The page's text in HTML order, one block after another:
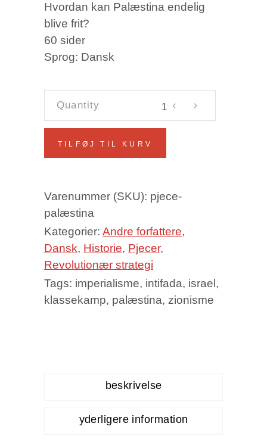
Hvordan kan Palæstina endelig
blive frit?
60 sider
Sprog: Dansk
Palæstina:
Et
(Pjece)
TILFØJ TIL KURV
Varenummer (SKU): pjece-
palæstina
Kategorier: Andre forfattere,
Dansk, Historie, Pjecer,
Revolutionær strategi
Tags: imperialisme, intifada, israel ,
klassekamp, palæstina, zionisme
beskrivelse
yderligere information